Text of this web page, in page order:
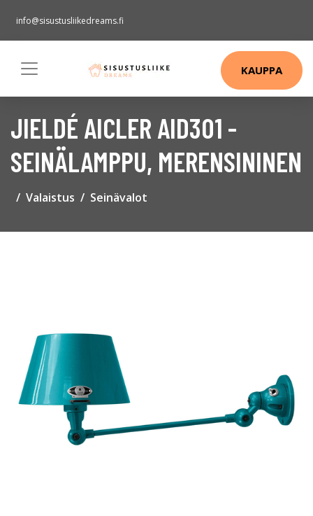
info@sisustusliikedreams.fi
KAUPPA
JIELDÉ AICLER AID301 -
SEINÄLAMPPU, MERENSININEN
Valaistus Seinävalot